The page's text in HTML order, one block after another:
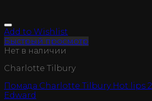
Add to Wishlist
Быстрый просмотр
Нет в наличии
Charlotte Tilbury
Помада Charlotte Tilbury Hot lips
Edward